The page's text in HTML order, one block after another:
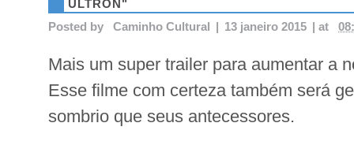
ULTRON"
Posted by
Caminho Cultural | 13 janeiro 2015 | at
Mais um super trailer para aumentar a
Esse filme com certeza também será
sombrio que seus antecessores.